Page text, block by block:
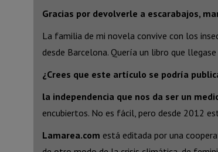
Gracias por devolverle a escarabajos,
La familia de mi novela convive con los
desde Barcelona. Quería un libro que
¿Crees que este artículo se podría
la independencia que nos da ser un
encubiertos. No es fácil, pero desde 2012
Lamarea.com está editada por una